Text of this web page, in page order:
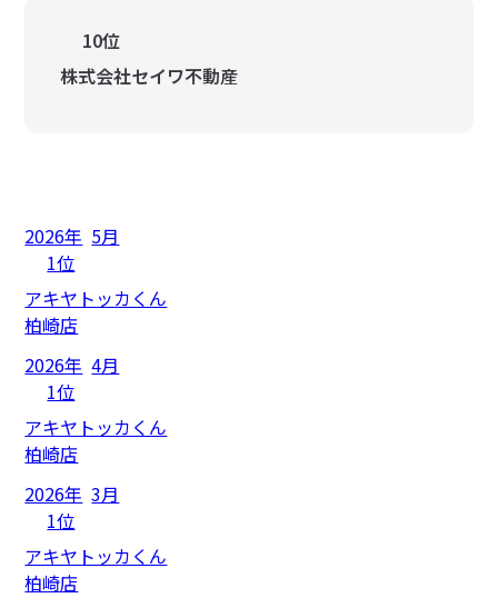
10位
株式会社セイワ不動産
2026年 5月
1位
アキヤトッカくん
柏崎店
2026年 4月
1位
アキヤトッカくん
柏崎店
2026年 3月
1位
アキヤトッカくん
柏崎店